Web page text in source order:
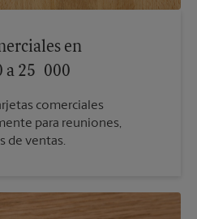
en
a 25 000
comerciales
para reuniones,
de ventas.